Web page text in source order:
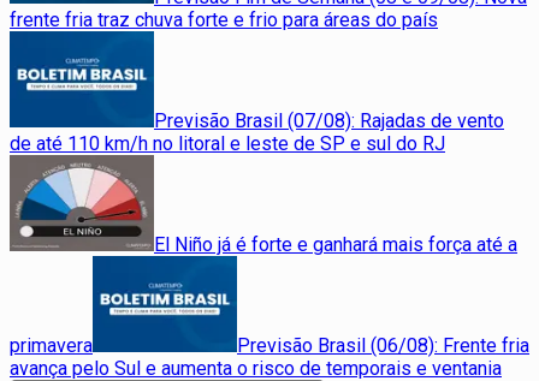
frente fria traz chuva forte e frio para áreas do país
Previsão Brasil (07/08): Rajadas de vento
de até 110 km/h no litoral e leste de SP e sul do RJ
El Niño já é forte e ganhará mais força até a
primavera
Previsão Brasil (06/08): Frente fria
avança pelo Sul e aumenta o risco de temporais e ventania